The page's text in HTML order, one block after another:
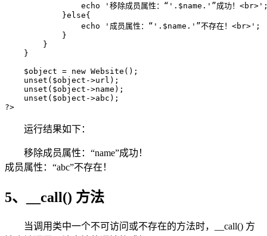
echo '移除成员属性：“'.$name.'”成功！
            }else{
                echo '成员属性：“'.$name.'”不存在！<br>';
            }
        }
    }
    $object = new Website();
    unset($object->url);
    unset($object->name);
    unset($object->abc);
?>
运行结果如下：
移除成员属性：“name”成功！
成员属性：“abc”不存在！
5、__call() 方法
当调用类中一个不可访问或不存在的方法时，__call() 方